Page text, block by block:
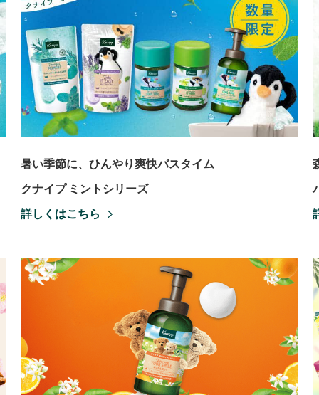
暑い季節に、ひんやり爽快バスタイム
クナイプ ミントシリーズ
詳しくはこちら